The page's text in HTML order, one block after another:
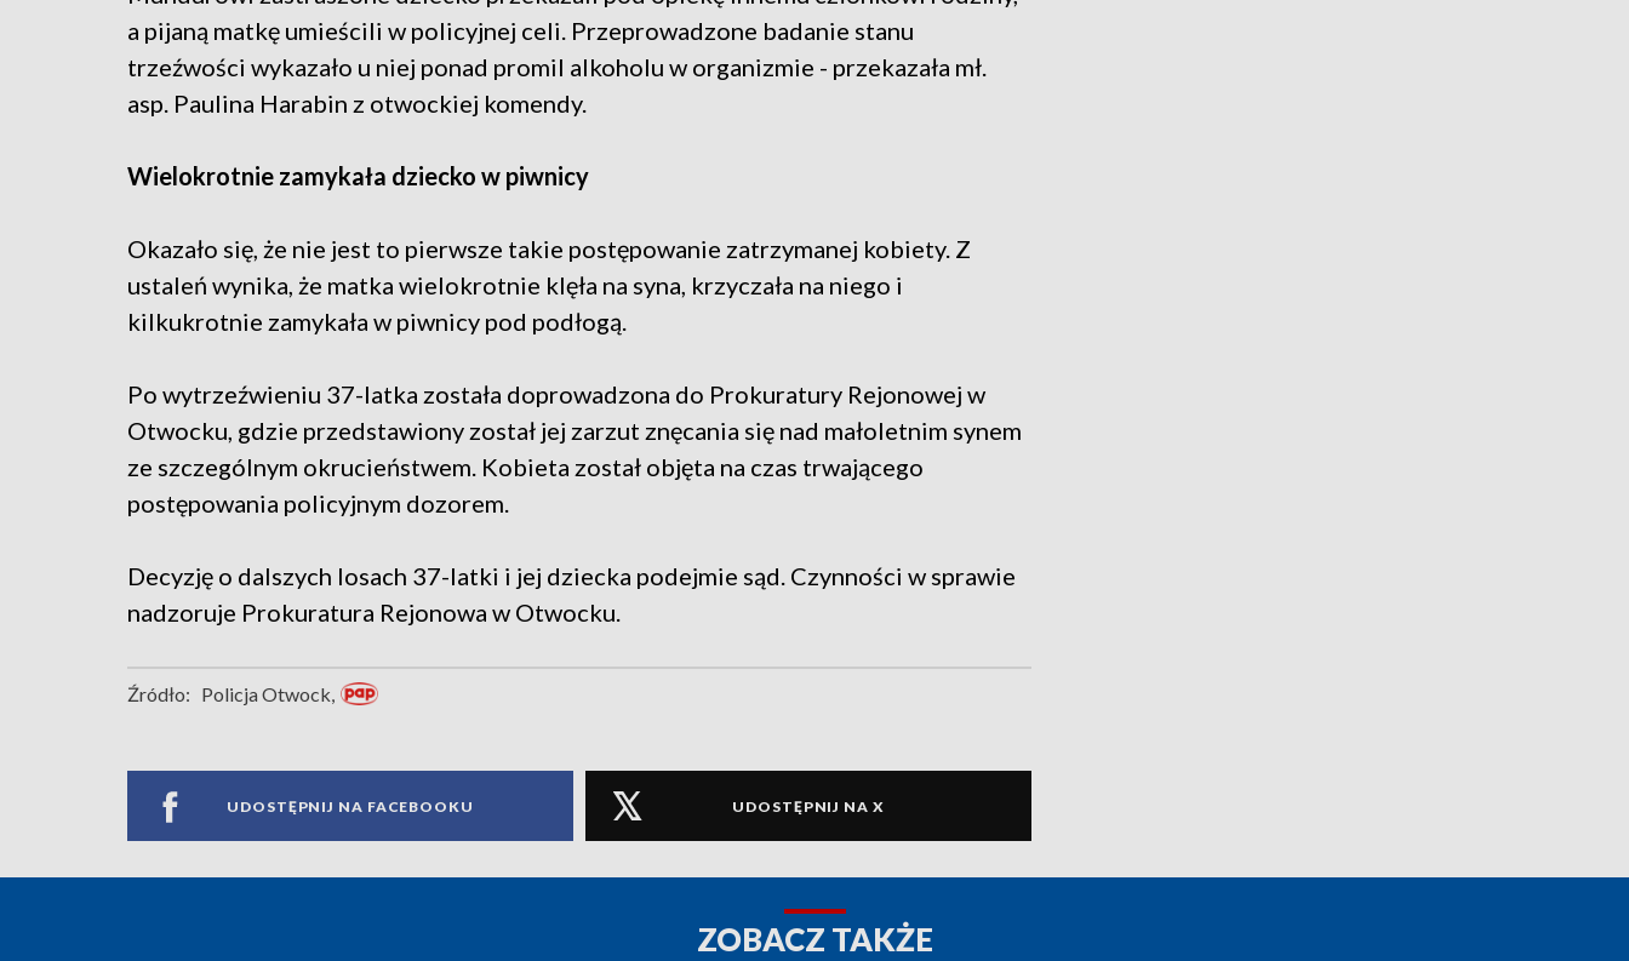
a pijaną matkę umieścili w policyjnej celi. Przeprowadzone badanie stanu
trzeźwości wykazało u niej ponad promil alkoholu w organizmie - przekazała mł.
asp. Paulina Harabin z otwockiej komendy.
Wielokrotnie zamykała dziecko w piwnicy
Okazało się, że nie jest to pierwsze takie postępowanie zatrzymanej kobiety. Z
ustaleń wynika, że matka wielokrotnie klęła na syna, krzyczała na niego i
kilkukrotnie zamykała w piwnicy pod podłogą.
Po wytrzeźwieniu 37-latka została doprowadzona do Prokuratury Rejonowej w
Otwocku, gdzie przedstawiony został jej zarzut znęcania się nad małoletnim synem
ze szczególnym okrucieństwem. Kobieta został objęta na czas trwającego
postępowania policyjnym dozorem.
Decyzję o dalszych losach 37-latki i jej dziecka podejmie sąd. Czynności w sprawie
nadzoruje Prokuratura Rejonowa w Otwocku.
Źródło: Policja Otwock,
UDOSTĘPNIJ NA FACEBOOKU UDOSTĘPNIJ NA X
ZOBACZ TAKŻE